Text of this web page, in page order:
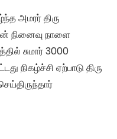
அமரர் திரு
நினைவு நாளை
சுமார் 3000
நிகழ்ச்சி ஏற்பாடு திரு